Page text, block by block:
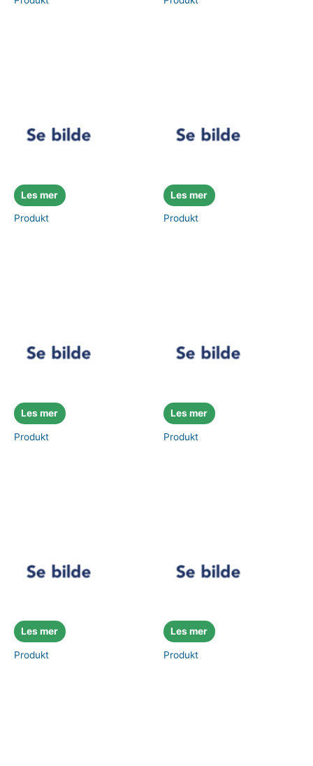
Les mer
Produkt
Les mer
Produkt
Les mer
Produkt
Les mer
Produkt
Les mer
Produkt
Les mer
Produkt